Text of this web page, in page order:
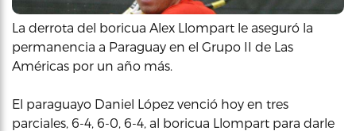
La derrota del boricua Alex Llompart le aseguró la
permanencia a Paraguay en el Grupo II de Las
Américas por un año más.
El paraguayo Daniel López venció hoy en tres
parciales, 6-4, 6-0, 6-4, al boricua Llompart para darle